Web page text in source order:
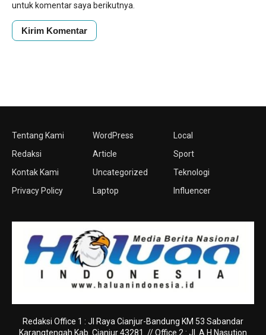
untuk komentar saya berikutnya.
Tentang Kami
Redaksi
Kontak Kami
Privacy Policy
WordPress
Article
Uncategorized
Laptop
Local
Sport
Teknologi
Influencer
Redaksi Office 1 : Jl Raya Cianjur-Bandung KM 53 Sabandar
Karangtengah Kab. Cianjur 43281. // Office 2 : Jl. A.H Nasution